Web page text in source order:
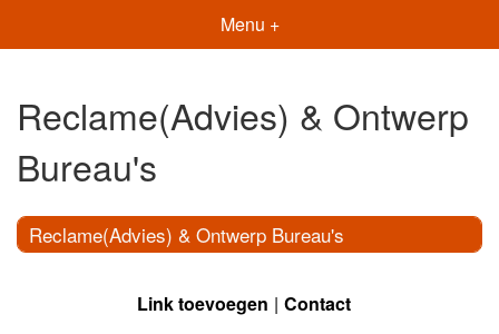
Menu +
Reclame(Advies) & Ontwerp
Bureau's
Reclame(Advies) & Ontwerp Bureau's
Link toevoegen Contact